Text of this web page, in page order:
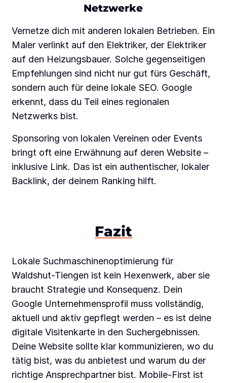
Netzwerke
Vernetze dich mit anderen lokalen Betrieben. Ein
Maler verlinkt auf den Elektriker, der Elektriker
auf den Heizungsbauer. Solche gegenseitigen
Empfehlungen sind nicht nur gut fürs Geschäft,
sondern auch für deine lokale SEO. Google
erkennt, dass du Teil eines regionalen
Netzwerks bist.
Sponsoring von lokalen Vereinen oder Events
bringt oft eine Erwähnung auf deren Website –
inklusive Link. Das ist ein authentischer, lokaler
Backlink, der deinem Ranking hilft.
Fazit
Lokale Suchmaschinenoptimierung für
Waldshut-Tiengen ist kein Hexenwerk, aber sie
braucht Strategie und Konsequenz. Dein
Google Unternehmensprofil muss vollständig,
aktuell und aktiv gepflegt werden – es ist deine
digitale Visitenkarte in den Suchergebnissen.
Deine Website sollte klar kommunizieren, wo du
tätig bist, was du anbietest und warum du der
richtige Ansprechpartner bist. Mobile-First ist